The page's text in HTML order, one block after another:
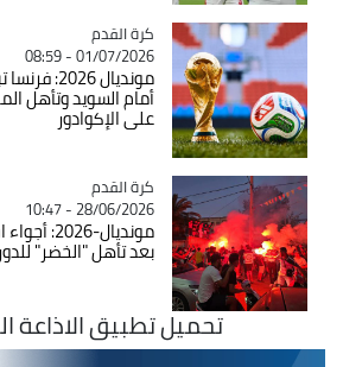
Catégorie
كرة القدم
01/07/2026 - 08:59
أمام السويد وتأهل
على الإكوادور
Catégorie
كرة القدم
28/06/2026 - 10:47
مونديال-2026:
بعد تأهل "الخضر" للدور الـ16
تحميل تطبيق الاذاعة